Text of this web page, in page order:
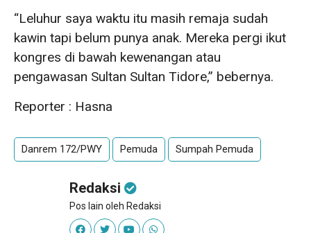
“Leluhur saya waktu itu masih remaja sudah
kawin tapi belum punya anak. Mereka pergi ikut
kongres di bawah kewenangan atau
pengawasan Sultan Sultan Tidore,” bebernya.
Reporter : Hasna
Danrem 172/PWY Pemuda Sumpah Pemuda
Redaksi
Pos lain oleh Redaksi